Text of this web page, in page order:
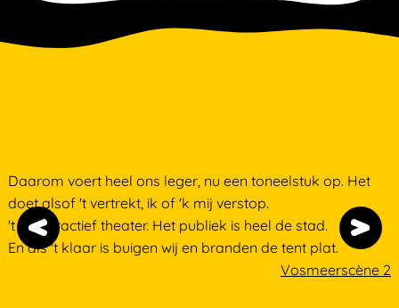
Daarom voert heel ons leger, nu een toneelstuk op. Het
doet alsof 't vertrekt, ik of 'k mij verstop.
't is interactief theater. Het publiek is heel de stad.
En als 't klaar is buigen wij en branden de tent plat.
Vosmeerscène 2